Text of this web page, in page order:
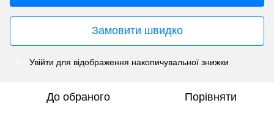
Замовити швидко
Увійти для відображення накопичувальної знижки
До обраного Порівняти